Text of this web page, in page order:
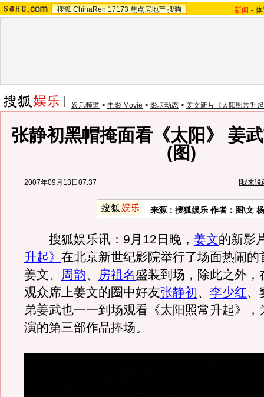
搜狐 ChinaRen 17173 焦点房地产 搜狗 新闻 -
娱乐频道 > 电影 Movie > 影坛动态 > 姜文新片《太阳照常升
张静初黑帽掩面看《太阳》 姜
(图)
2007年09月13日07:37 [我来说
来源：搜狐娱乐 作者：图\文
搜狐娱乐讯：9月12日晚， 姜文的新影
升起》 在北京新世纪影院举行了场面热闹的
姜文、 周韵、 房祖名盛装到场，除此之外，
观众席上姜文的圈中好友张静初、 李少红、
弟姜武也一一到场观看《太阳照常升起》，
演的第三部作品捧场。